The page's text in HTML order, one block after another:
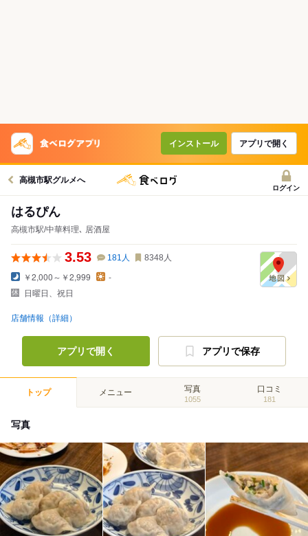
インストール アプリで開く
高槻市駅グルメへ
ログイン
はるぴん
高槻市駅/中華料理､ 居酒屋
3.53 181 人 8348 人
￥2,000～￥2,999
-
日曜日、祝日
店舗情報（詳細）
アプリで開く アプリで保存
トップ メニュー 写真
1055
口コミ
181
写真